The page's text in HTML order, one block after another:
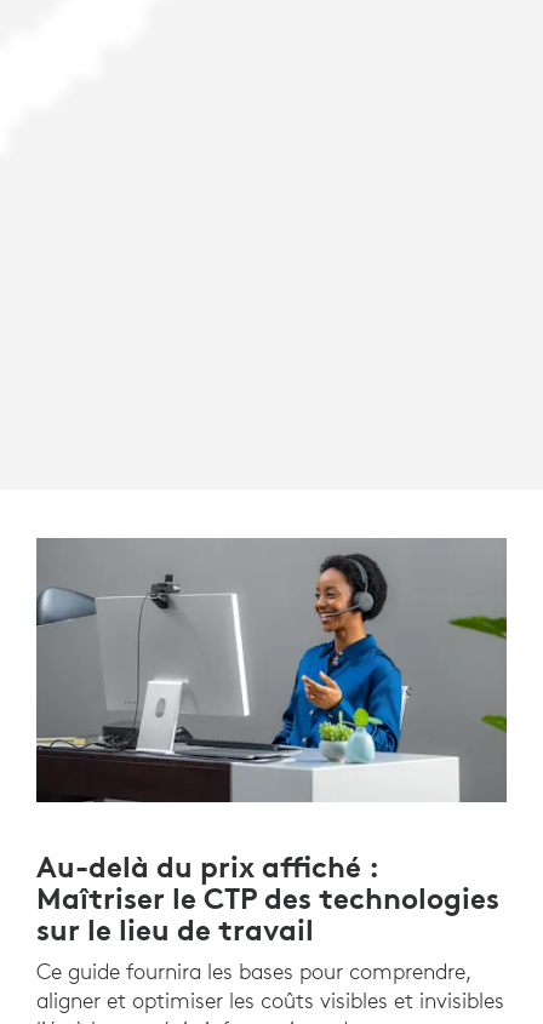
Au-delà du prix affiché :
Maîtriser le CTP des technologies
sur le lieu de travail
Ce guide fournira les bases pour comprendre,
aligner et optimiser les coûts visibles et invisibles